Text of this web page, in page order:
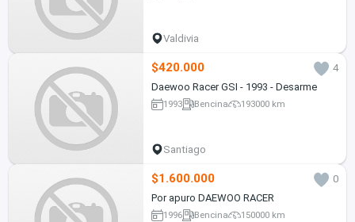
Valdivia
$420.000
4
Daewoo Racer GSI - 1993 - Desarme
1993 Bencina 193000 km
Santiago
$1.600.000
0
Por apuro DAEWOO RACER
1996 Bencina 150000 km